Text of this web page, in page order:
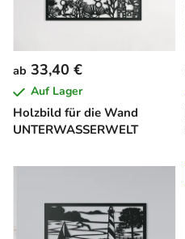
Holzbild für die Wand
UNTERWASSERWELT
ab 33,40 €
Auf Lager